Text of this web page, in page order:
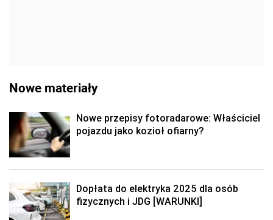
Nowe materiały
Nowe przepisy fotoradarowe: Właściciel
pojazdu jako kozioł ofiarny?
Dopłata do elektryka 2025 dla osób
fizycznych i JDG [WARUNKI]